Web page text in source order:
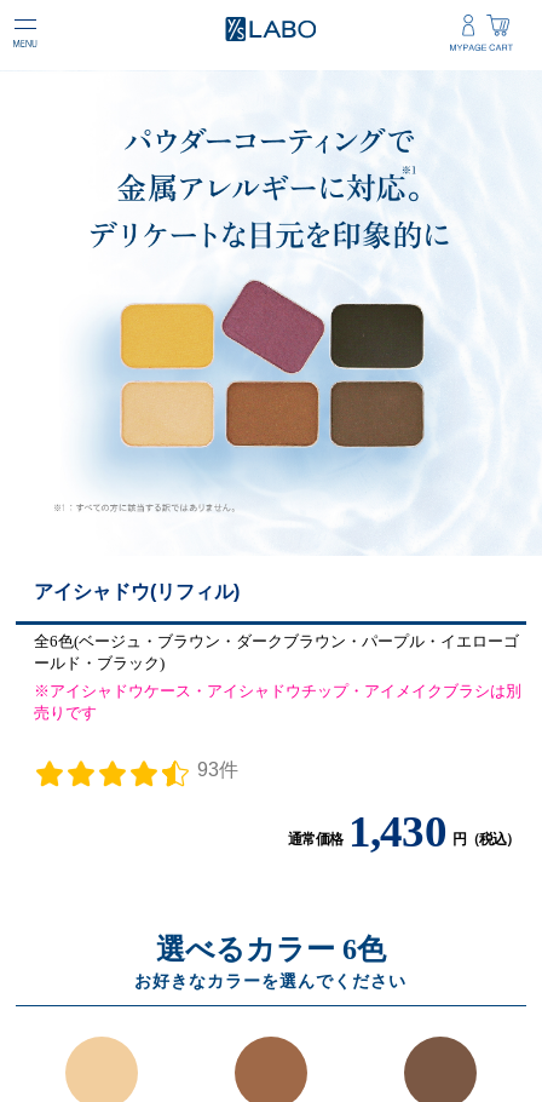
アイシャドウ(リフィル)
全6色(ベージュ・ブラウン・ダークブラウン・パープル・イエローゴ
ールド・ブラック)
※アイシャドウケース・アイシャドウチップ・アイメイクブラシは別
売りです
93件
通常価格 1,430 円（税込）
選べるカラー 6色
お好きなカラーを選んでください